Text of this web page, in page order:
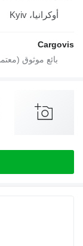
أوكرانيا، Kyiv
Cargovis